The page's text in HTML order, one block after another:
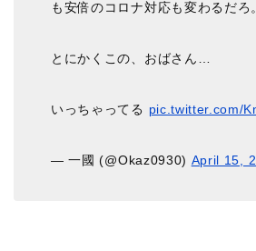
も安倍のコロナ対応も変わるだろ
とにかくこの、おばさん…
いっちゃってる pic.twitter.com/
— 一國 (@Okaz0930) April 15,